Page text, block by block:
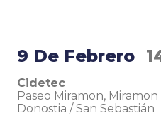
9 De Febrero
Cidetec
Paseo Miramon, Miramon
Donostia / San Sebastián